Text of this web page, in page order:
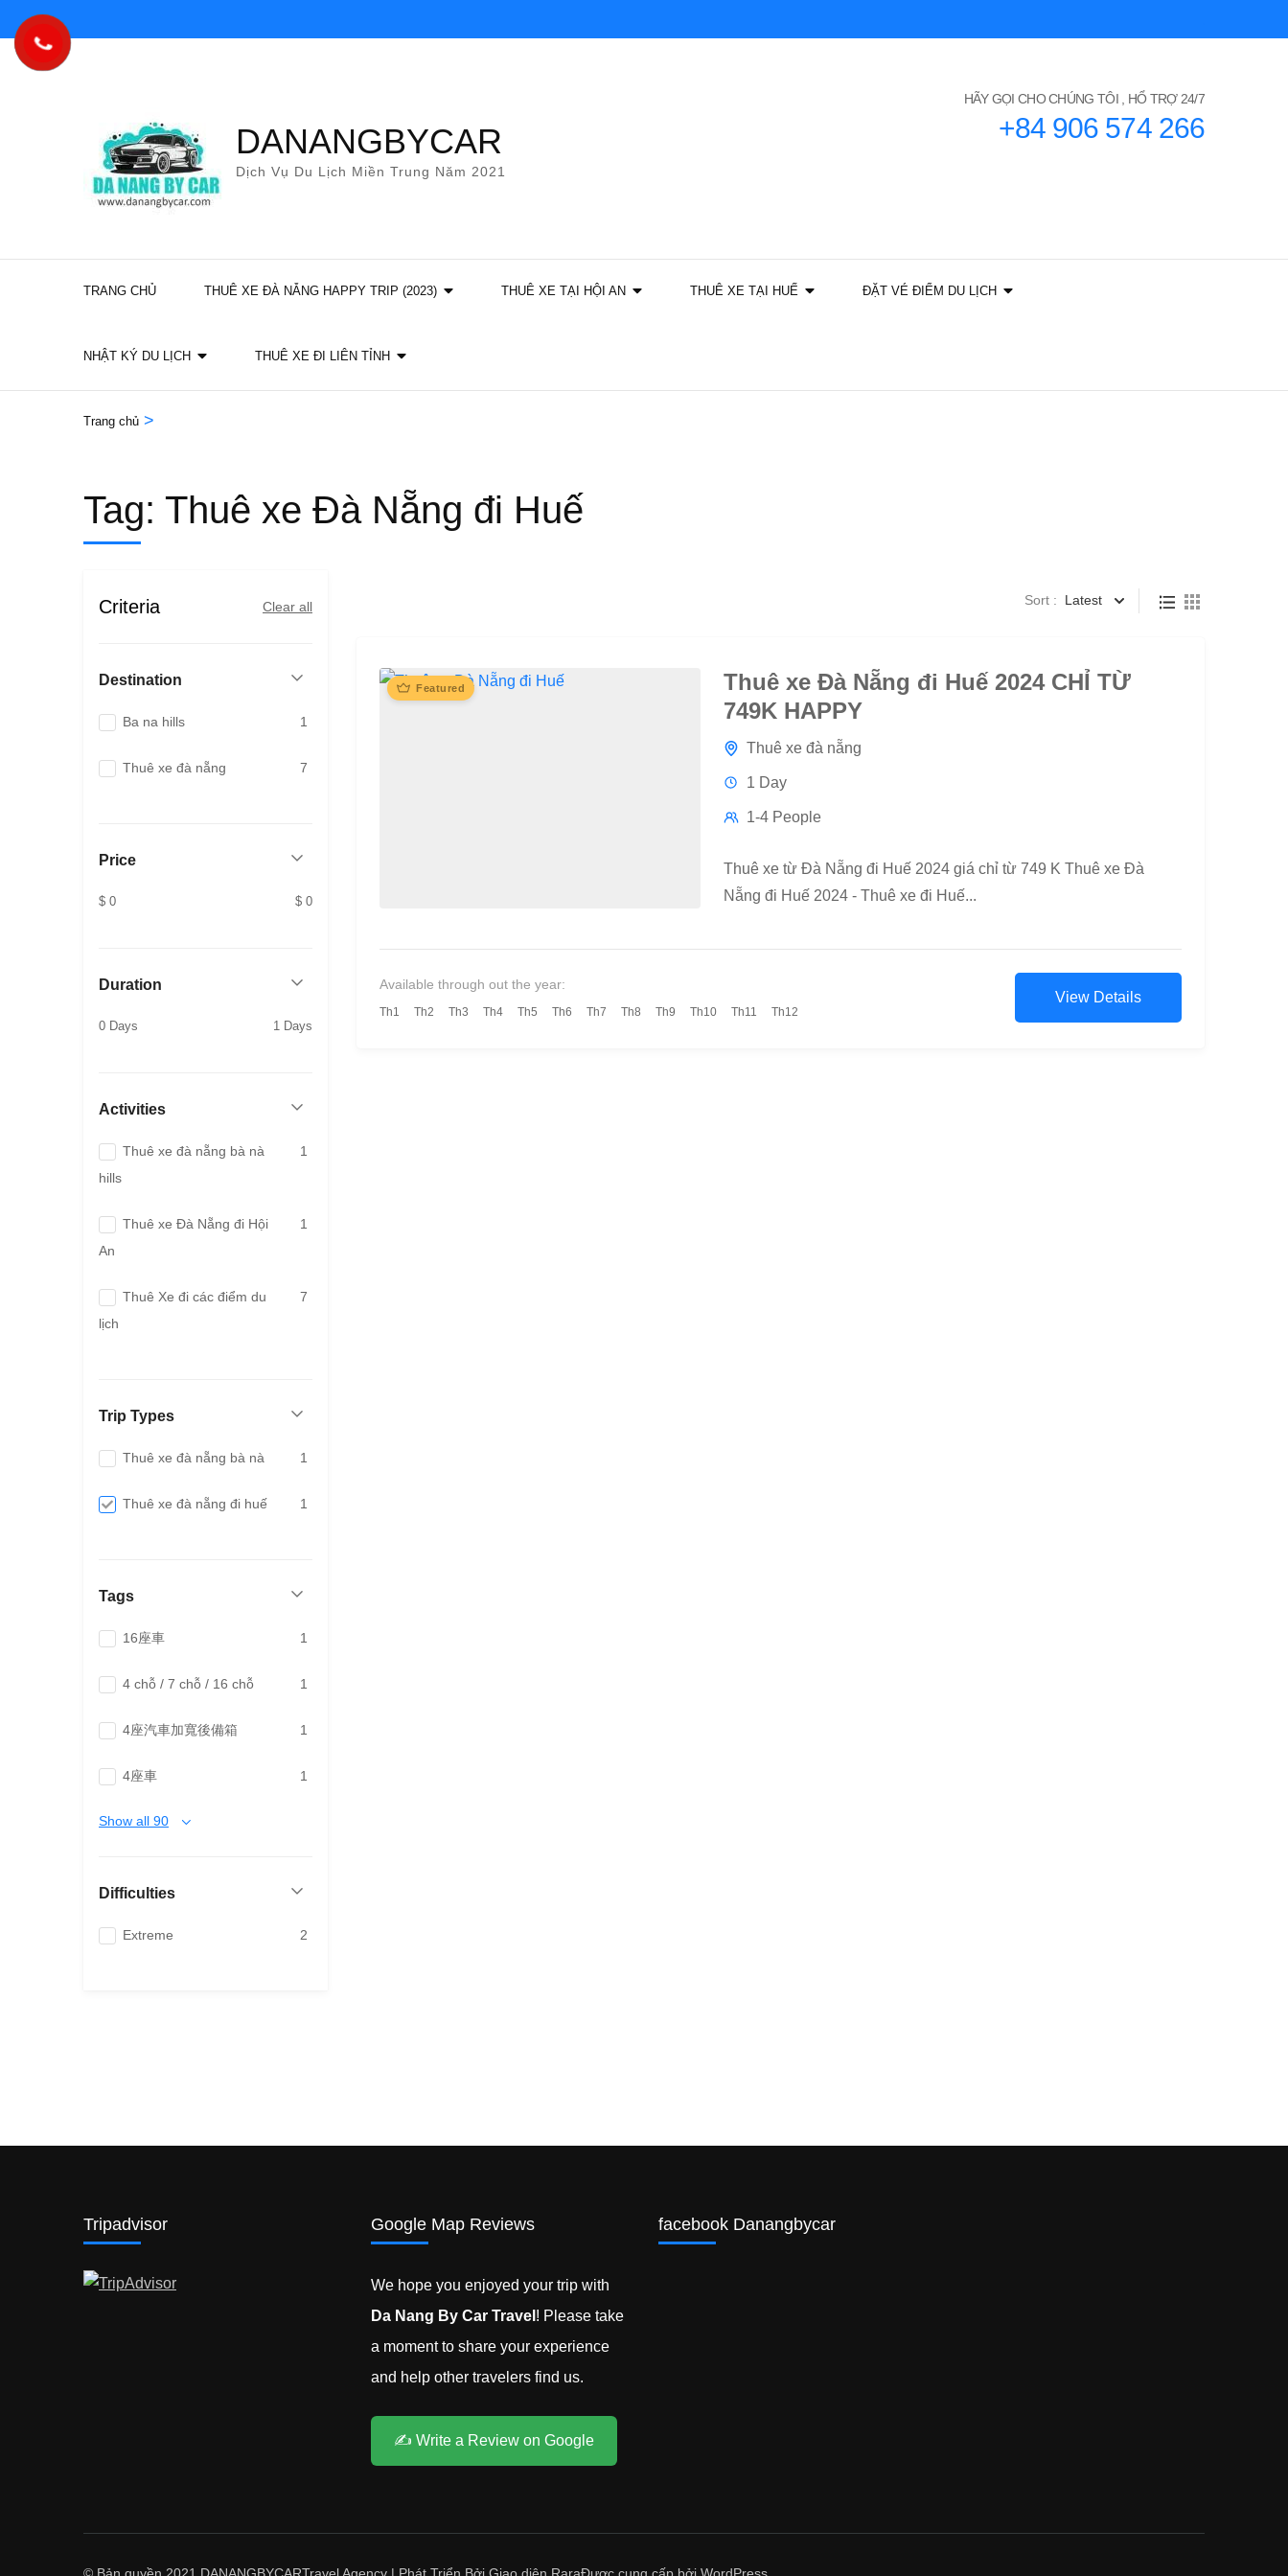
qua
DANANGBYCAR
Dịch Vụ Du Lịch Miền Trung Năm 2021
HÃY GỌI CHO CHÚNG TÔI , HỔ TRỢ 24/7
+84 906 574 266
TRANG CHỦ THUÊ XE ĐÀ NẴNG HAPPY TRIP (2023) THUÊ XE TẠI HỘI AN THUÊ XE TẠI HUẾ ĐẶT VÉ ĐIỂM DU LỊCH
NHẬT KÝ DU LỊCH THUÊ XE ĐI LIÊN TỈNH
Trang chủ >
Tag: Thuê xe Đà Nẵng đi Huế
Criteria Clear all
Destination
Ba na hills 1
Thuê xe đà nẵng 7
Price
$ 0 $ 0
Duration
0 Days 1 Days
Activities
Thuê xe đà nẵng bà nà
hills
1
Thuê xe Đà Nẵng đi Hội
An
1
Thuê Xe đi các điểm du
lịch
7
Trip Types
Thuê xe đà nẵng bà nà 1
Thuê xe đà nẵng đi huế 1
Tags
16座車 1
4 chỗ / 7 chỗ / 16 chỗ 1
4座汽車加寬後備箱 1
4座車 1
Show all 90
Difficulties
Extreme 2
Sort : Latest
Featured
Thuê xe Đà Nẵng đi Huế 2024 CHỈ TỪ
749K HAPPY
Thuê xe đà nẵng
1 Day
1-4 People
Thuê xe từ Đà Nẵng đi Huế 2024 giá chỉ từ 749 K Thuê xe Đà
Nẵng đi Huế 2024 - Thuê xe đi Huế...
Available through out the year:
Th1 Th2 Th3 Th4 Th5 Th6 Th7 Th8 Th9 Th10 Th11 Th12
View Details
Tripadvisor Google Map Reviews
We hope you enjoyed your trip with
Da Nang By Car Travel ! Please take
a moment to share your experience
and help other travelers find us.
✍️ Write a Review on Google
facebook Danangbycar